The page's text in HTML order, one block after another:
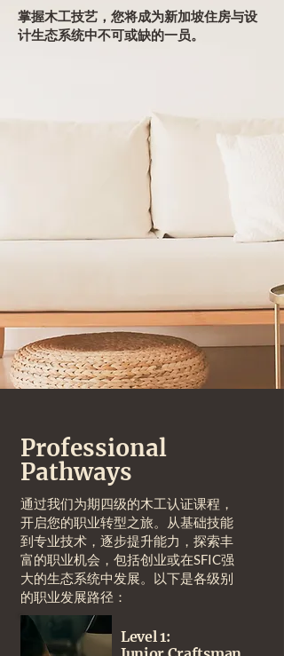
掌握木工技艺，您将成为新加坡住房与设
计生态系统中不可或缺的一员。
Professional
Pathways
通过我们为期四级的木工认证课程，
开启您的职业转型之旅。从基础技能
到专业技术，逐步提升能力，探索丰
富的职业机会，包括创业或在SFIC强
大的生态系统中发展。以下是各级别
的职业发展路径：
Level 1: